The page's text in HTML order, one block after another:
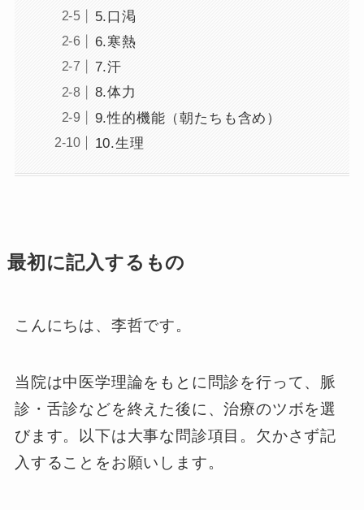
5.口渇
6.寒熱
7.汗
8.体力
9.性的機能（朝たちも含め）
10.生理
最初に記入するもの
こんにちは、李哲です。
当院は中医学理論をもとに問診を行って、脈
診・舌診などを終えた後に、治療のツボを選
びます。以下は大事な問診項目。欠かさず記
入することをお願いします。